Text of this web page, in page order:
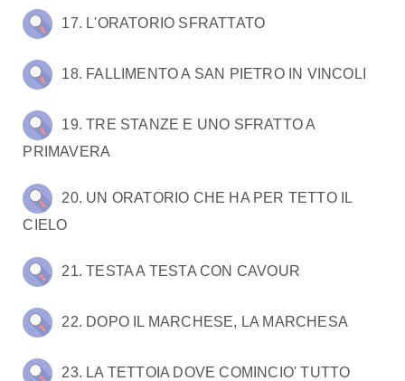
17. L'ORATORIO SFRATTATO
18. FALLIMENTO A SAN PIETRO IN VINCOLI
19. TRE STANZE E UNO SFRATTO A
PRIMAVERA
20. UN ORATORIO CHE HA PER TETTO IL
CIELO
21. TESTA A TESTA CON CAVOUR
22. DOPO IL MARCHESE, LA MARCHESA
23. LA TETTOIA DOVE COMINCIO' TUTTO